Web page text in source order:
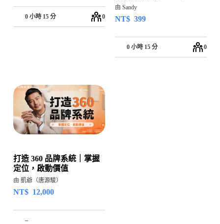
0 小時 15 分 0
回到自己
由 Sandy
NT$ 399
0 小時 15 分 0
打造 360 品牌系統｜掌握
定位，啟動價值
由 凱爺（唐源駿）
NT$ 12,000
–